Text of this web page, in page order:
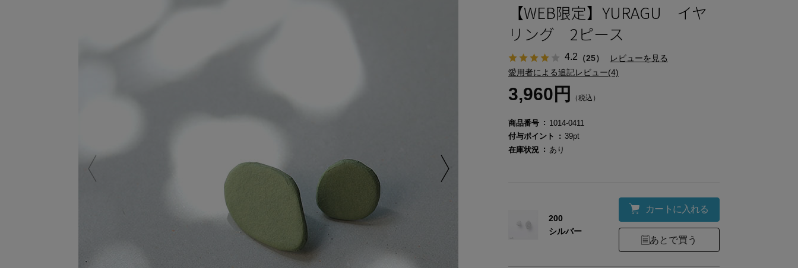
【WEB限定】YURAGU イヤ
リング 2ピース
4.2 （25）
レビューを見る
愛用者による追記レビュー(4)
3,960円 （税込）
商品番号
1014-0411
付与ポイント
39pt
在庫状況
あり
200
シルバー
カートに入れる
あとで買う